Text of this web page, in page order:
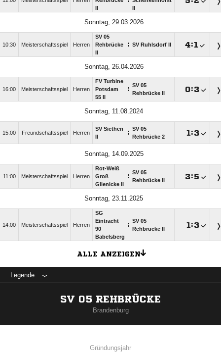
Sonntag, 29.03.2026
10:30 Meisterschaftsspiel Herren
SV 05
Rehbrücke
: SV Ruhlsdorf II :
Sonntag, 26.04.2026
16:00 Meisterschaftsspiel Herren
FV Turbine
Potsdam
55 II
: SV 05
Rehbrücke II
:
Sonntag, 11.08.2024
15:00 Freundschaftsspiel Herren
SV Siethen
: SV 05
Rehbrücke 2
:
Sonntag, 14.09.2025
11:00 Meisterschaftsspiel Herren
Rot-Weiß
Groß
Glienicke II
: SV 05
Rehbrücke II
:
Sonntag, 23.11.2025
14:00 Meisterschaftsspiel Herren
SG
Eintracht
90
Babelsberg
: SV 05
Rehbrücke II
:
ALLE ANZEIGEN
Legende
SV 05 REHBRÜCKE
Brandenburg
Gründungsjahr